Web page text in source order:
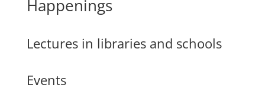
Happenings
Lectures in libraries and schools
Events